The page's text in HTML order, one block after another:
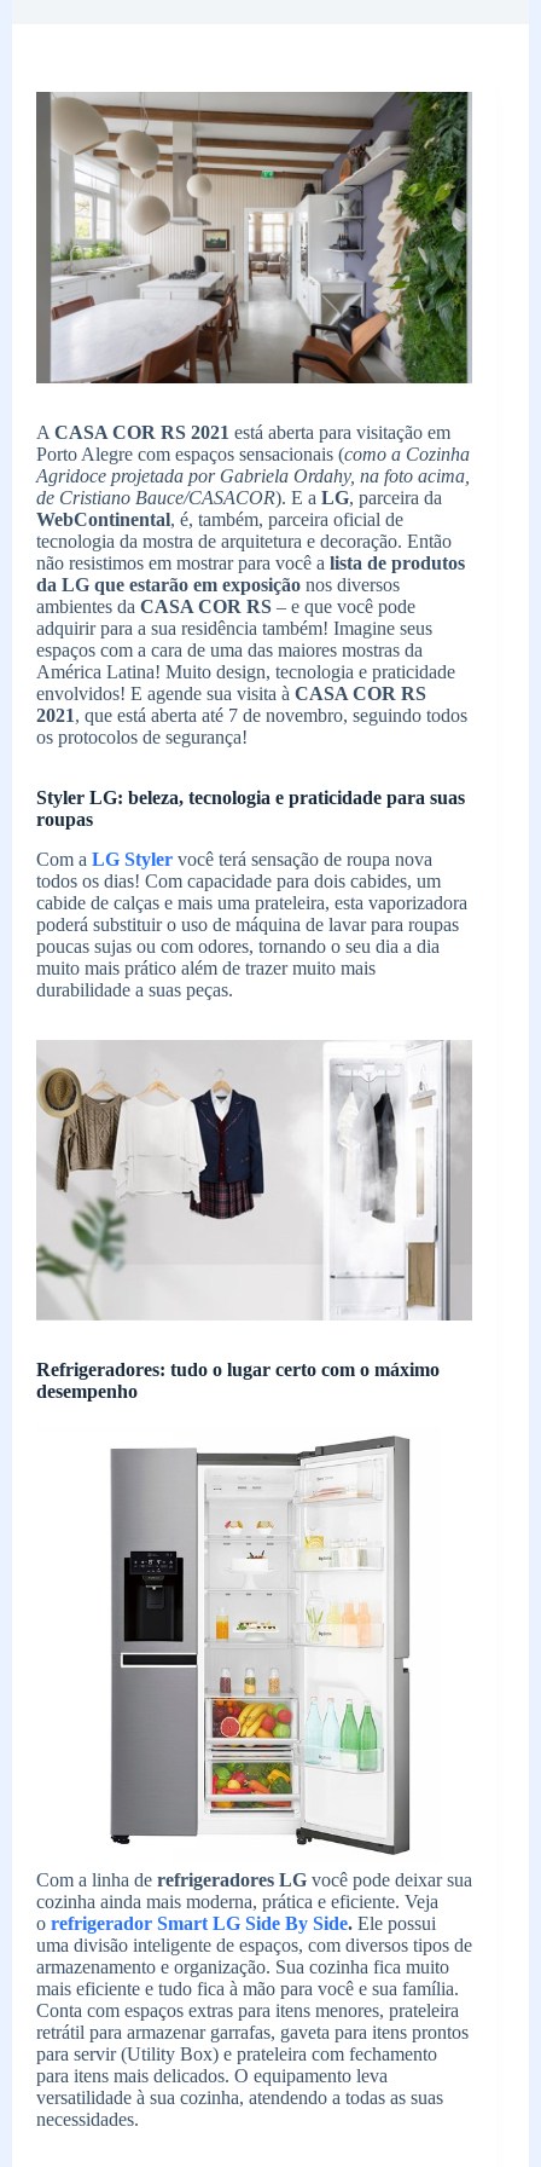
A CASA COR RS 2021 está aberta para visitação em
Porto Alegre com espaços sensacionais (como a Cozinha
Agridoce projetada por Gabriela Ordahy, na foto acima,
de Cristiano Bauce/CASACOR). E a LG, parceira da
WebContinental, é, também, parceira oficial de
tecnologia da mostra de arquitetura e decoração. Então
não resistimos em mostrar para você a lista de produtos
da LG que estarão em exposição nos diversos
ambientes da CASA COR RS – e que você pode
adquirir para a sua residência também! Imagine seus
espaços com a cara de uma das maiores mostras da
América Latina! Muito design, tecnologia e praticidade
envolvidos! E agende sua visita à CASA COR RS
2021, que está aberta até 7 de novembro, seguindo todos
os protocolos de segurança!
Styler LG: beleza, tecnologia e praticidade para suas
roupas
Com a LG Styler você terá sensação de roupa nova
todos os dias! Com capacidade para dois cabides, um
cabide de calças e mais uma prateleira, esta vaporizadora
poderá substituir o uso de máquina de lavar para roupas
poucas sujas ou com odores, tornando o seu dia a dia
muito mais prático além de trazer muito mais
durabilidade a suas peças.
Refrigeradores: tudo o lugar certo com o máximo
desempenho
Com a linha de refrigeradores LG você pode deixar sua
cozinha ainda mais moderna, prática e eficiente. Veja
o refrigerador Smart LG Side By Side. Ele possui
uma divisão inteligente de espaços, com diversos tipos de
armazenamento e organização. Sua cozinha fica muito
mais eficiente e tudo fica à mão para você e sua família.
Conta com espaços extras para itens menores, prateleira
retrátil para armazenar garrafas, gaveta para itens prontos
para servir (Utility Box) e prateleira com fechamento
para itens mais delicados. O equipamento leva
versatilidade à sua cozinha, atendendo a todas as suas
necessidades.